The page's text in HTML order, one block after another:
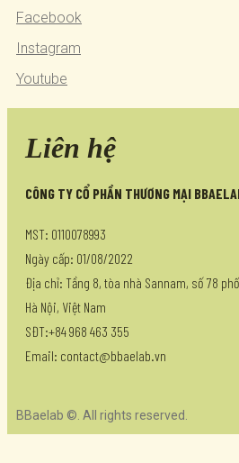
Facebook
Instagram
Youtube
Liên hệ
CÔNG TY CỔ PHẦN THƯƠNG MẠI
MST: 0110078993
Ngày cấp: 01/08/2022
Địa chỉ: Tầng 8, tòa nhà Sannam, số 78
Hà Nội, Việt Nam
SĐT:+84 968 463 355
Email: contact@bbaelab.vn
BBaelab ©. All rights reserved.